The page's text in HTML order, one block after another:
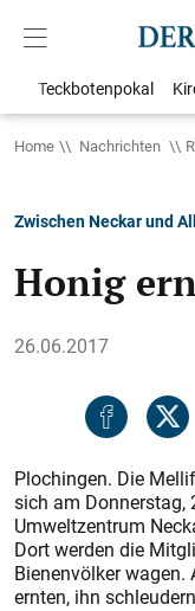
Teckbotenpokal
Home Nachrichten
Zwischen Neckar und
Honig
26.06.2017
Plochingen. Die
sich am Donnerstag,
Umweltzentrum
Dort werden die
Bienenvölker wagen.
ernten, ihn